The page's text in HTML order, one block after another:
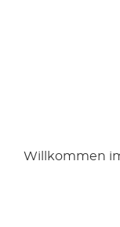
Willkommen